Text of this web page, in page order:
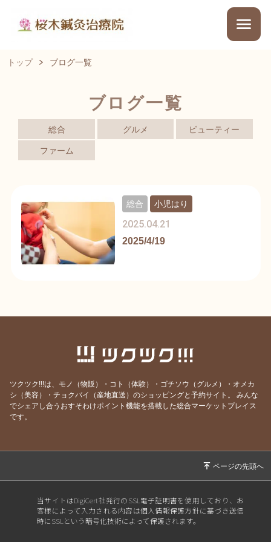
トップ ブログ一覧
ブログ一覧
総合 グルメ ビューティー
ファーム
2025/4/19
2025.04.21
総合 小児はり
ツクツク!!!は、モノ（物販）・コト（体験）・ゴチソウ（グルメ）・オメカ
シ（美容）・チョクバイ（産地直送）のショッピングと予約サイト。
みんな
でシェアし合うおすそわけポイント機能を搭載した総合マーケットプレイス
です。
当サイトはDigiCert社発行のSSL電子証明書を使用しており、お
客様によって入力される内容は個人情報保護方針に基づき送信
時にSSLという暗号化技術によって保護されます。